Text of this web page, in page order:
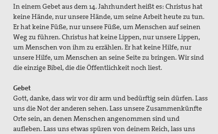
In einem Gebet aus dem 14. Jahrhundert heißt es: Christus hat
keine Hände, nur unsere Hände, um seine Arbeit heute zu tun.
Er hat keine Füße, nur unsere Füße, um Menschen auf seinen
Weg zu führen. Christus hat keine Lippen, nur unsere Lippen,
um Menschen von ihm zu erzählen. Er hat keine Hilfe, nur
unsere Hilfe, um Menschen an seine Seite zu bringen. Wir sind
die einzige Bibel, die die Öffentlichkeit noch liest.
Gebet
Gott, danke, dass wir vor dir arm und bedürftig sein dürfen. Lass
uns die Not der anderen sehen. Lass unsere Zusammenkünfte
Orte sein, an denen Menschen angenommen sind und
aufleben. Lass uns etwas spüren von deinem Reich, lass uns